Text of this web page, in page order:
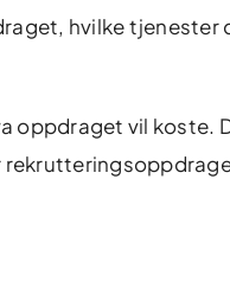
hvilke tjenester
oppdraget vil koste.